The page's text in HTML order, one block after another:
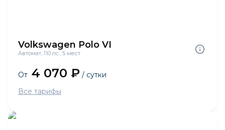
Volkswagen Polo VI
Автомат, 110 лс., 5 мест
От 4 070 ₽ / сутки
Все тарифы